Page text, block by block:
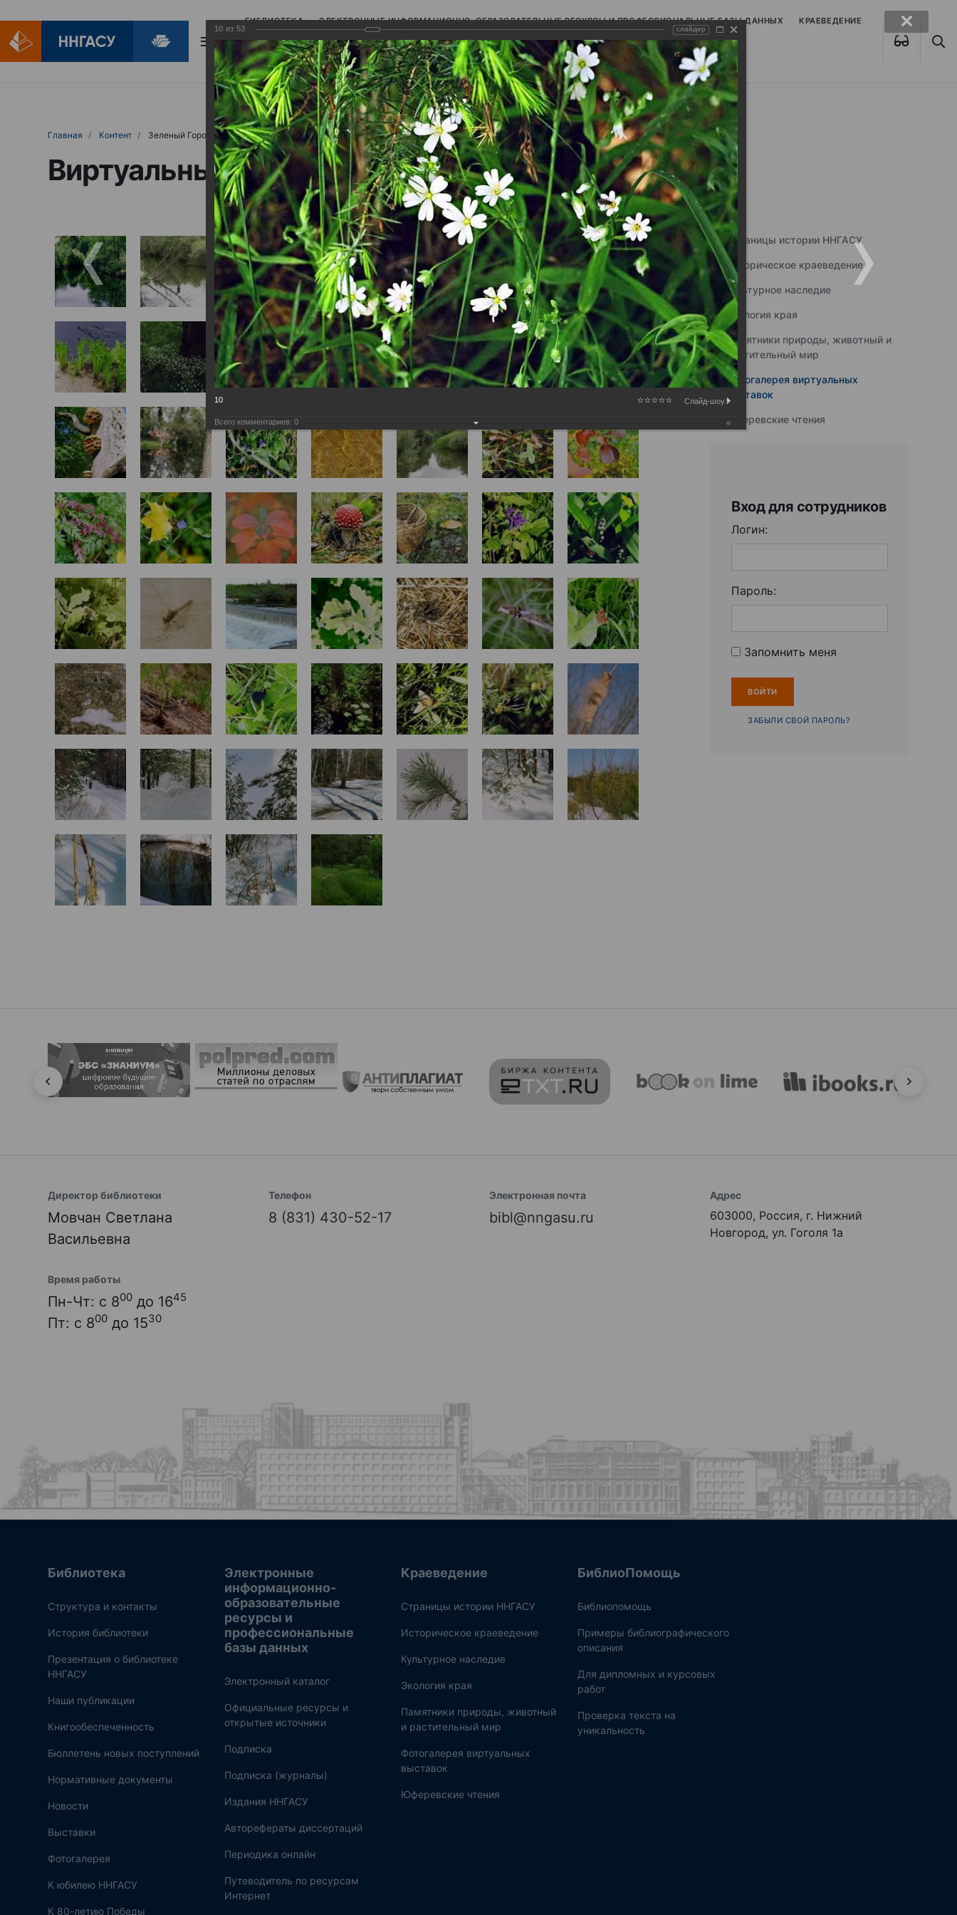
БИБЛИОТЕКА ЭЛЕКТРОННЫЕ ИНФОРМАЦИОННО-ОБРАЗОВАТЕЛЬНЫЕ РЕСУРСЫ И ПРОФЕССИОНАЛЬНЫЕ БАЗЫ ДАННЫХ КРАЕВЕДЕНИЕ
БИБЛИОПОМОЩЬ
Главная Контент Зеленый Город
Виртуальные выставки (фотоальбомы)
Страницы истории ННГАСУ
Историческое краеведение
Культурное наследие
Экология края
Памятники природы, животный и
растительный мир
Фотогалерея виртуальных
выставок
Юферевские чтения
Вход для сотрудников
Логин:
Пароль:
Запомнить меня
ЗАБЫЛИ СВОЙ ПАРОЛЬ?
Директор библиотеки
Мовчан Светлана
Васильевна
Телефон
8 (831) 430-52-17
Электронная почта
bibl@nngasu.ru
Адрес
603000, Россия, г. Нижний
Новгород, ул. Гоголя 1а
Время работы
Пн-Чт: с 800 до 1645
Пт: с 800 до 1530
Библиотека
Структура и контакты
История библиотеки
Презентация о библиотеке
ННГАСУ
Наши публикации
Книгообеспеченность
Бюллетень новых поступлений
Нормативные документы
Новости
Выставки
Фотогалерея
К юбилею ННГАСУ
К 80-летию Победы
Электронные
информационно-
образовательные
ресурсы и
профессиональные
базы данных
Электронный каталог
Официальные ресурсы и
открытые источники
Подписка
Подписка (журналы)
Издания ННГАСУ
Авторефераты диссертаций
Периодика онлайн
Путеводитель по ресурсам
Интернет
Краеведение
Страницы истории ННГАСУ
Историческое краеведение
Культурное наследие
Экология края
Памятники природы, животный
и растительный мир
Фотогалерея виртуальных
выставок
Юферевские чтения
БиблиоПомощь
Библиопомощь
Примеры библиографического
описания
Для дипломных и курсовых
работ
Проверка текста на
уникальность
10 из 53 слайдер
10 Слайд-шоу:
Всего комментариев: 0